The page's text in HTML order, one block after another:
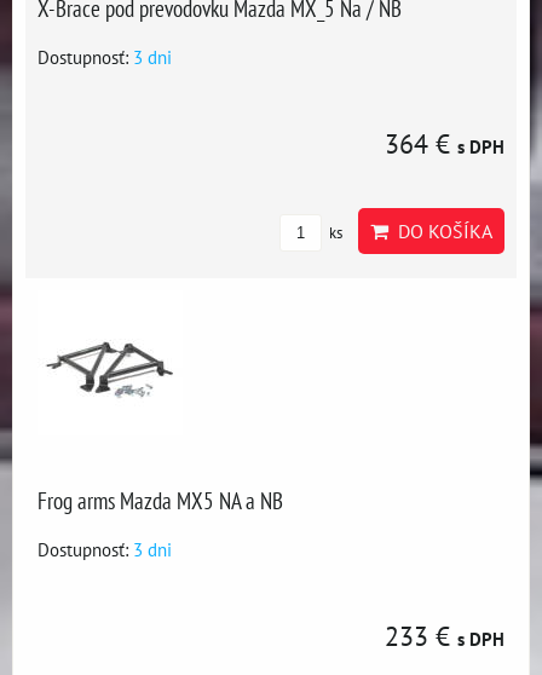
X-Brace pod prevodovku Mazda MX_5 Na / NB
Dostupnosť: 3 dni
364 € s DPH
ks DO KOŠÍKA
Frog arms Mazda MX5 NA a NB
Dostupnosť: 3 dni
233 € s DPH